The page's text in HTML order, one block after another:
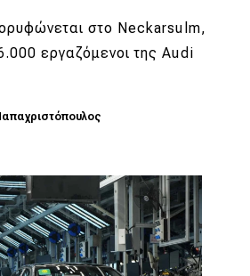
στο Neckarsulm,
εργαζόμενοι της Audi